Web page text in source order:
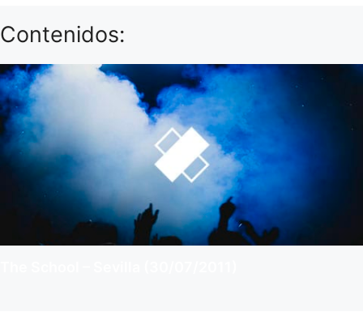
Contenidos: